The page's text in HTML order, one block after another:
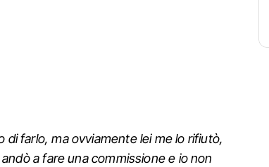
di farlo, ma ovviamente lei me lo rifiutò,
a fare una commissione e io non